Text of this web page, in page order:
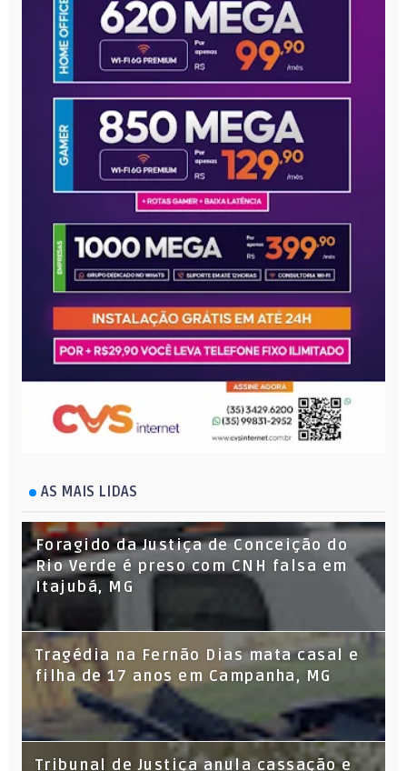
AS MAIS LIDAS
Foragido da Justiça de Conceição do
Rio Verde é preso com CNH falsa em
Itajubá, MG
Tragédia na Fernão Dias mata casal e
filha de 17 anos em Campanha, MG
Tribunal de Justiça anula cassação e